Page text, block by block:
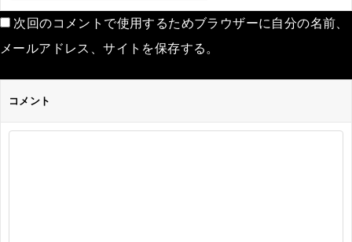
次回のコメントで使用するためブラウザーに自分の名前、
メールアドレス、サイトを保存する。
コメント